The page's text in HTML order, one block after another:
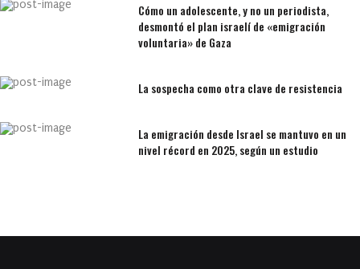
Cómo un adolescente, y no un periodista,
desmontó el plan israelí de «emigración
voluntaria» de Gaza
La sospecha como otra clave de resistencia
La emigración desde Israel se mantuvo en un
nivel récord en 2025, según un estudio